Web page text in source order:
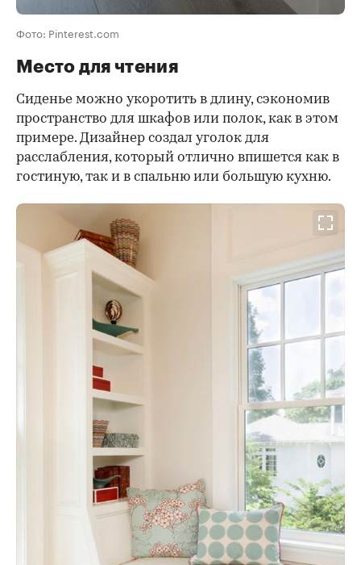
Фото: Pinterest.com
Место для чтения
Сиденье можно укоротить в длину, сэкономив
пространство для шкафов или полок, как в этом
примере. Дизайнер создал уголок для
расслабления, который отлично впишется как в
гостиную, так и в спальню или большую кухню.